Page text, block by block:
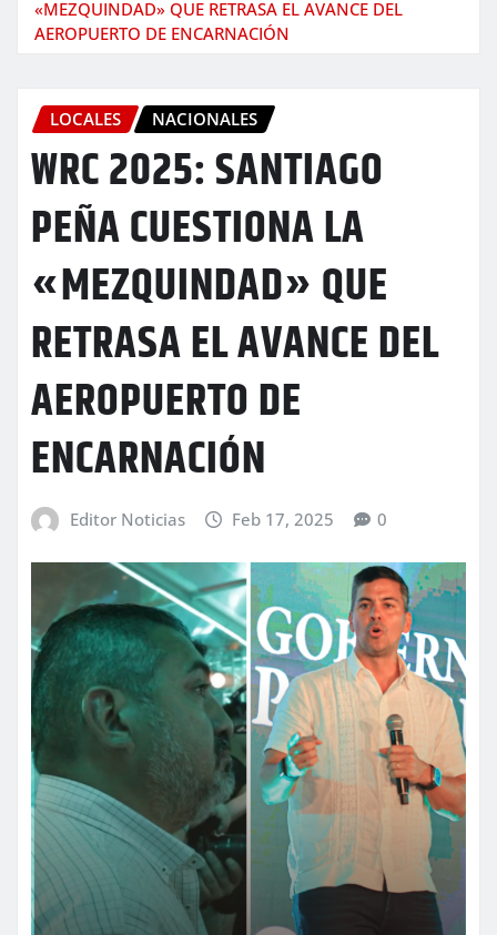
«MEZQUINDAD» QUE RETRASA EL AVANCE DEL
AEROPUERTO DE ENCARNACIÓN
LOCALES NACIONALES
WRC 2025: SANTIAGO
PEÑA CUESTIONA LA
«MEZQUINDAD» QUE
RETRASA EL AVANCE DEL
AEROPUERTO DE
ENCARNACIÓN
Editor Noticias Feb 17, 2025 0